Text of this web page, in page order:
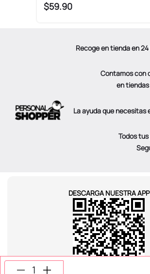
$59.90
Recoge en tienda en
Contamos con
en
La ayuda que necesitas
Todos
DESCARGA NUESTRA APP